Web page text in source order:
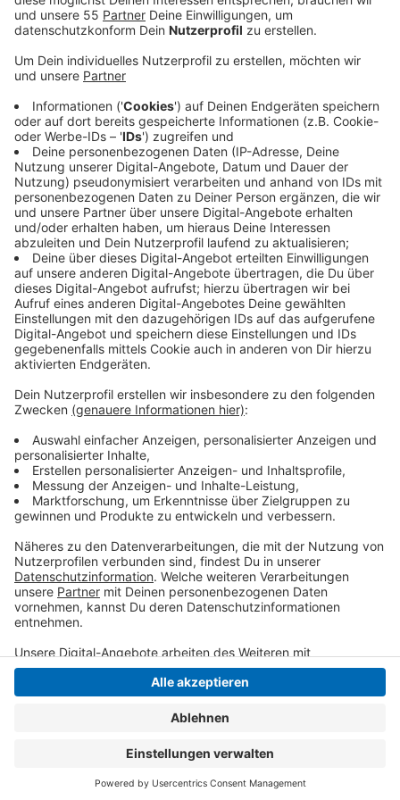
Die Stadt Viersen ist nun offiziell als fußgänger- und
fahrradfreundliche Stadt anerkannt. Die
Arbeitsgemeinschaft „Fußgänger- und
fahrradfreundliche Städte in NRW“ hat Viersen in ihre
Reihen aufgenommen. Mit der Mitgliedschaft erhält
die Stadt nicht nur einen neuen Titel, sondern auch
Zugang zu zusätzlichen Fördermöglichkeiten.
Eine Kommission prüfte die Aufnahmekriterien bei
einer Radtour und einem Fußrundgang durch die Stadt.
Besonders hervorgehoben wurde das strategische
Vorgehen der Straßenverkehrsbehörde.
Bürgermeisterin Sabine Anemüller zeigte sich erfreut
über die Aufnahme und betonte, dass die Stadt die
Mitgliedschaft nutzen wolle, um die Bedingungen für
Fußgänger und Radfahrer weiter zu verbessern.
Die offizielle Aufnahme durch den
erfolgen.
Anzeige
Anzeige